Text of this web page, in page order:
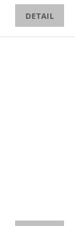
DETAIL